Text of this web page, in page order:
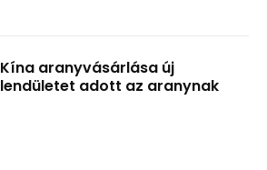
Kína aranyvásárlása új
lendületet adott az aranynak